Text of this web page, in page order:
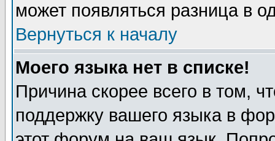
может появляться разница в
Вернуться к началу
Моего языка нет в списке!
Причина скорее всего в том,
поддержку вашего языка в